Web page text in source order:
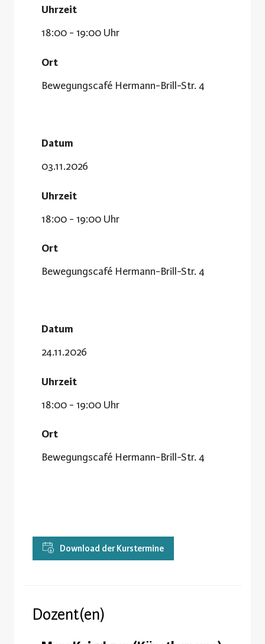
Uhrzeit
18:00 - 19:00 Uhr
Ort
Bewegungscafé Hermann-Brill-Str. 4
Datum
03.11.2026
Uhrzeit
18:00 - 19:00 Uhr
Ort
Bewegungscafé Hermann-Brill-Str. 4
Datum
24.11.2026
Uhrzeit
18:00 - 19:00 Uhr
Ort
Bewegungscafé Hermann-Brill-Str. 4
Download der Kurstermine
Dozent(en)